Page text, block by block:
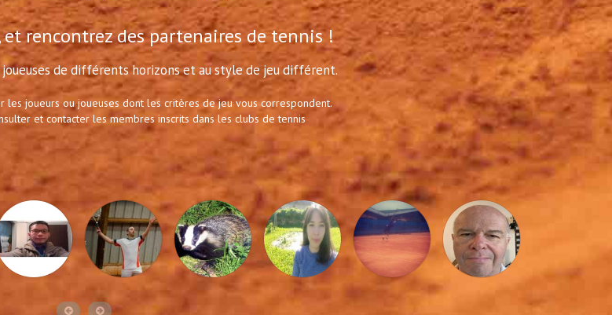
rencontrez des partenaires de tennis !
joueuses de différents horizons et au style de jeu différent.
les joueurs ou joueuses dont les critères de jeu vous correspondent.
et contacter les membres inscrits dans les clubs de tennis